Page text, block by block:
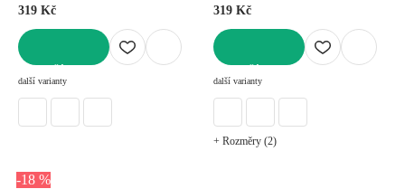
319 Kč
další varianty
319 Kč
další varianty
+ Rozměry (2)
-18 %